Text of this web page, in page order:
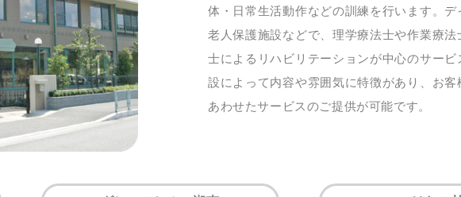
体・日常生活動作などの訓練を行います。デ
老人保護施設などで、理学療法士や作業療法
士によるリハビリテーションが中心のサービ
設によって内容や雰囲気に特徴があり、お客
あわせたサービスのご提供が可能です。